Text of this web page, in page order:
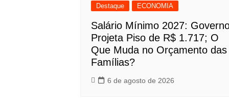
Destaque ECONOMIA
Salário Mínimo 2027:
Projeta Piso de R$ 1.717; O
Que Muda no Orçamento das
Famílias?
6 de agosto de 2026